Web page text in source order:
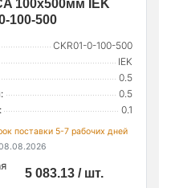
100х500мм IEK
100-500
CKR01-0-100-500
IEK
0.5
0.5
0.1
поставки 5-7 рабочих дней
5 083.13 / шт.